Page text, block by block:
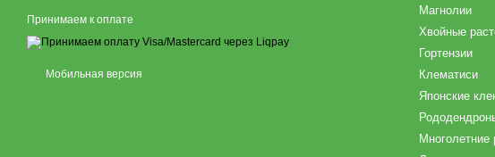
Принимаем к оплате
Мобильная версия
Магнолии
Хвойные
Гортензии
Клематиси
Японские
Многолетние